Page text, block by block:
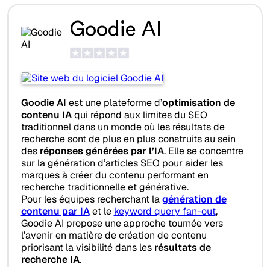
Goodie AI
Goodie AI est une plateforme d’optimisation de
contenu IAqui répond aux limites du SEO
traditionnel dans un monde où les résultats de
recherche sont de plus en plus construits au sein
des réponses générées par l’IA. Elle se concentre
sur la génération d’articles SEO pour aider les
marques à créer du contenu performant en
recherche traditionnelle et générative.
Pour les équipes recherchant lagénération de
contenu par IAet le keyword query fan-out,
Goodie AI propose une approche tournée vers
l’avenir en matière de création de contenu
priorisant la visibilité dans les résultats de
recherche IA.